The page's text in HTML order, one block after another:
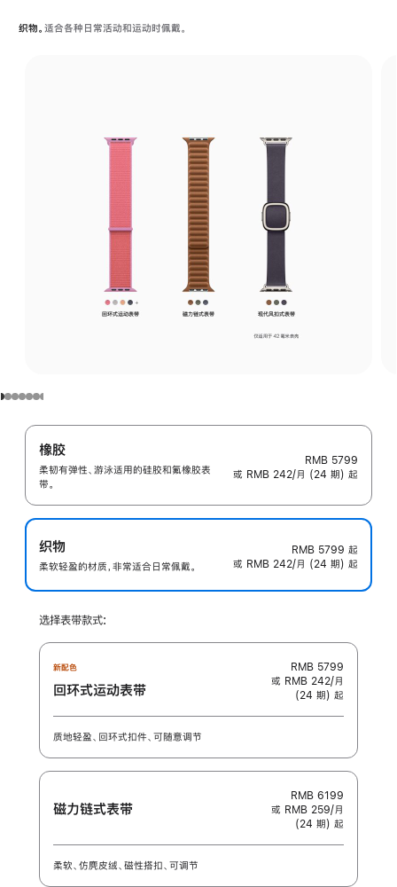
织物。 适合各种日常活动和运动时佩戴。
橡胶
柔韧有弹性、游泳适用的硅胶和氟橡胶表
带。
RMB 5799
或 RMB 242/月 (24 期) 起
织物
柔软轻盈的材质，非常适合日常佩戴。
RMB 5799 起
或 RMB 242/月 (24 期) 起
选择表带款式:
新配色
回环式运动表带
RMB 5799
或 RMB 242/月
(24 期) 起
质地轻盈、回环式扣件、可随意调节
磁力链式表带
RMB 6199
或 RMB 259/月
(24 期) 起
柔软、仿麂皮绒、磁性搭扣、可调节